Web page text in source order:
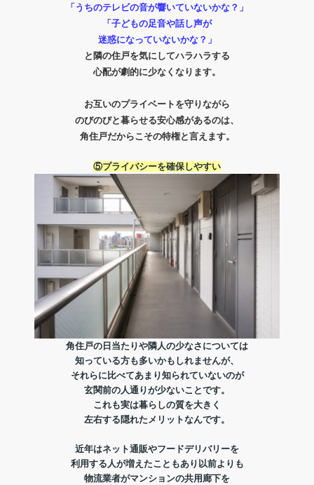
「うちのテレビの音が響いていないかな？」
「子どもの足音や話し声が
迷惑になっていないかな？」
と隣の住戸を気にしてハラハラする
心配が劇的に少なくなります。
お互いのプライベートを守りながら
のびのびと暮らせる安心感があるのは、
角住戸だからこその特権と言えます。
⑤プライバシーを確保しやすい
角住戸の日当たりや隣人の少なさについては
知っている方も多いかもしれませんが、
それらに比べてあまり知られていないのが
玄関前の人通りが少ないことです。
これも実は暮らしの質を大きく
左右する隠れたメリットなんです。
近年はネット通販やフードデリバリーを
利用する人が増えたこともあり以前よりも
物流業者がマンションの共用廊下を